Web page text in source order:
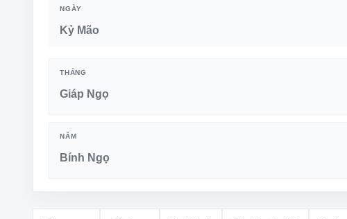
NGÀY
Kỷ Mão
THÁNG
Giáp Ngọ
NĂM
Bính Ngọ